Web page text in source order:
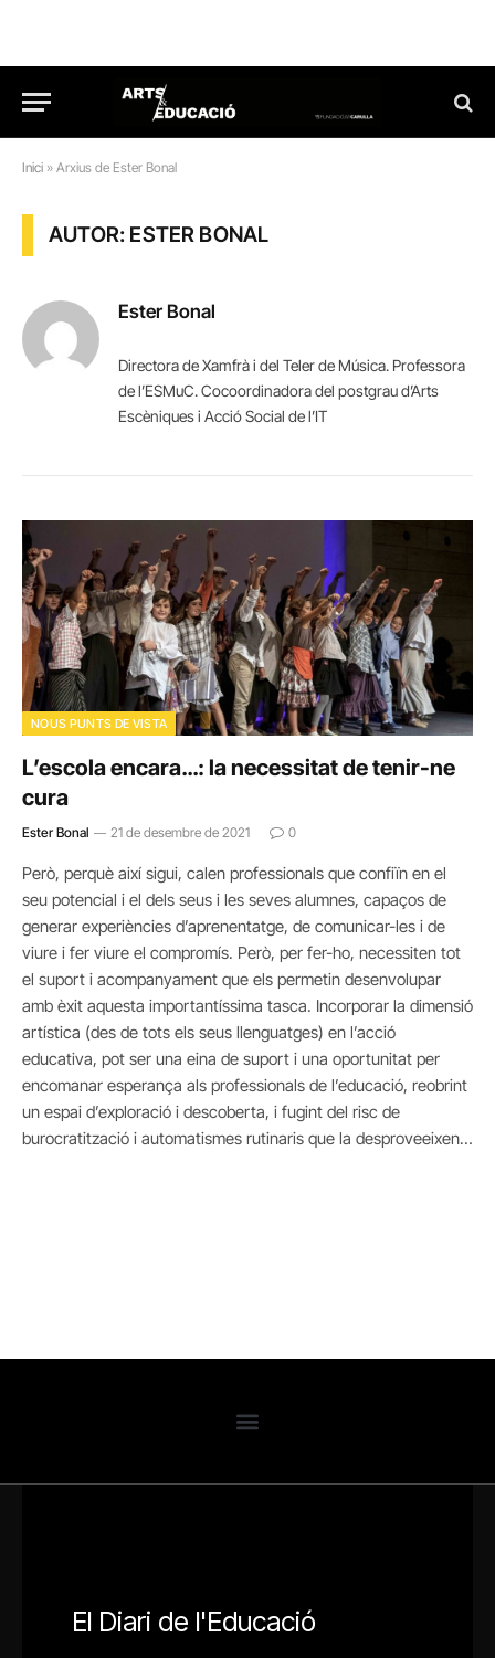
Inici » Arxius de Ester Bonal
AUTOR: ESTER BONAL
Ester Bonal
Directora de Xamfrà i del Teler de Música. Professora
de l’ESMuC. Cocoordinadora del postgrau d’Arts
Escèniques i Acció Social de l’IT
NOUS PUNTS DE VISTA
L’escola encara…: la necessitat de tenir-ne
cura
Ester Bonal 21 de desembre de 2021 0
Però, perquè així sigui, calen professionals que confiïn en el
seu potencial i el dels seus i les seves alumnes, capaços de
generar experiències d’aprenentatge, de comunicar-les i de
viure i fer viure el compromís. Però, per fer-ho, necessiten tot
el suport i acompanyament que els permetin desenvolupar
amb èxit aquesta importantíssima tasca. Incorporar la dimensió
artística (des de tots els seus llenguatges) en l’acció
educativa, pot ser una eina de suport i una oportunitat per
encomanar esperança als professionals de l’educació, reobrint
un espai d’exploració i descoberta, i fugint del risc de
burocratització i automatismes rutinaris que la desproveeixen…